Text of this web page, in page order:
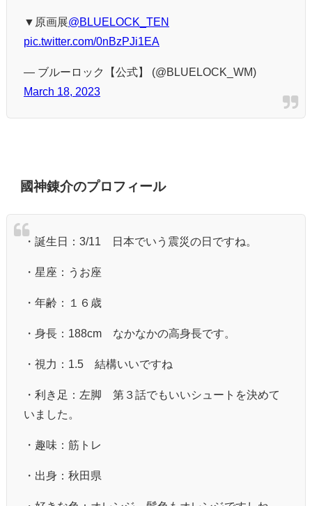
▼原画展@BLUELOCK_TEN
pic.twitter.com/0nBzPJi1EA
— ブルーロック【公式】 (@BLUELOCK_WM)
March 18, 2023
國神錬介のプロフィール
・誕生日： 3/11 日本でいう震災の日ですね。
・星座：うお座
・年齢：１６歳
・身長：188cm なかなかの高身長です。
・視力：1.5 結構いいですね
・利き足：左脚 第３話でもいいシュートを決めて
いました。
・趣味：筋トレ
・出身：秋田県